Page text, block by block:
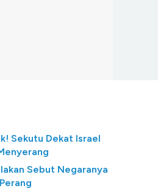
Sekutu Dekat Israel
Sebut Negaranya